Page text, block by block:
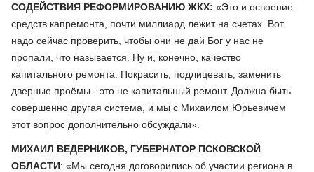
СОДЕЙСТВИЯ РЕФОРМИРОВАНИЮ ЖКХ: «Это и освоение
средств капремонта, почти миллиард лежит на счетах. Вот
надо сейчас проверить, чтобы они не дай Бог у нас не
пропали, что называется. Ну и, конечно, качество
капитального ремонта. Покрасить, подлицевать, заменить
дверные проёмы - это не капитальный ремонт. Должна быть
совершенно другая система, и мы с Михаилом Юрьевичем
этот вопрос дополнительно обсуждали».
МИХАИЛ ВЕДЕРНИКОВ, ГУБЕРНАТОР ПСКОВСКОЙ
ОБЛАСТИ: «Мы сегодня договорились об участии региона в